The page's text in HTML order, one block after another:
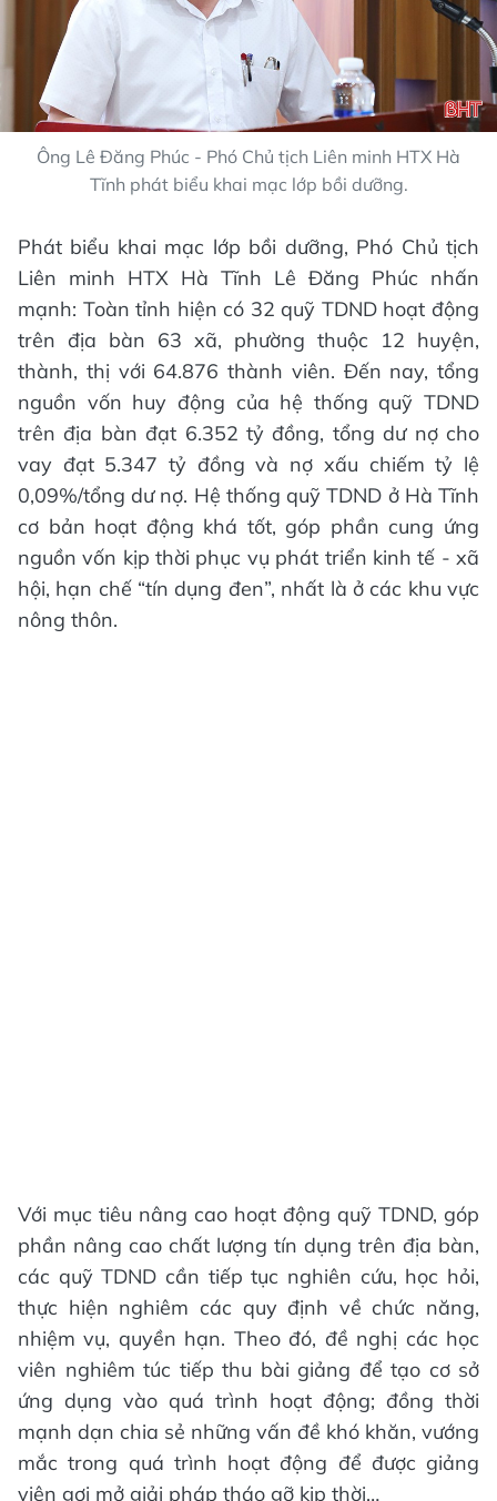
Ông Lê Đăng Phúc - Phó Chủ tịch Liên minh HTX Hà
Tĩnh phát biểu khai mạc lớp bồi dưỡng.
Phát biểu khai mạc lớp bồi dưỡng, Phó Chủ tịch
Liên minh HTX Hà Tĩnh Lê Đăng Phúc nhấn
mạnh: Toàn tỉnh hiện có 32 quỹ TDND hoạt động
trên địa bàn 63 xã, phường thuộc 12 huyện,
thành, thị với 64.876 thành viên. Đến nay, tổng
nguồn vốn huy động của hệ thống quỹ TDND
trên địa bàn đạt 6.352 tỷ đồng, tổng dư nợ cho
vay đạt 5.347 tỷ đồng và nợ xấu chiếm tỷ lệ
0,09%/tổng dư nợ. Hệ thống quỹ TDND ở Hà Tĩnh
cơ bản hoạt động khá tốt, góp phần cung ứng
nguồn vốn kịp thời phục vụ phát triển kinh tế - xã
hội, hạn chế “tín dụng đen”, nhất là ở các khu vực
nông thôn.
Với mục tiêu nâng cao hoạt động quỹ TDND, góp
phần nâng cao chất lượng tín dụng trên địa bàn,
các quỹ TDND cần tiếp tục nghiên cứu, học hỏi,
thực hiện nghiêm các quy định về chức năng,
nhiệm vụ, quyền hạn. Theo đó, đề nghị các học
viên nghiêm túc tiếp thu bài giảng để tạo cơ sở
ứng dụng vào quá trình hoạt động; đồng thời
mạnh dạn chia sẻ những vấn đề khó khăn, vướng
mắc trong quá trình hoạt động để được giảng
viên gợi mở giải pháp tháo gỡ kịp thời…